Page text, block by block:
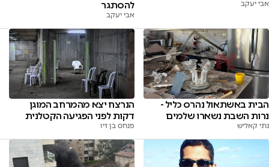
אבי יעקב
להסתגר
אבי יעקב
הבית באשתאול נהרס כליל -
נרות השבת נשארו שלמים
נתי קאליש
הנרצח יצא מהמרחב המוגן
דקות לפני הפגיעה הקטלנית
פנחס בן זיו